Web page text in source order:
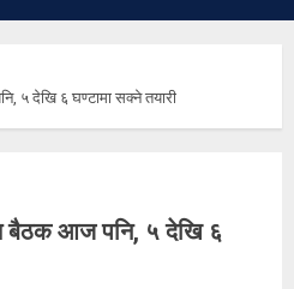
५ देखि ६ घण्टामा सक्ने तयारी
बैठक आज पनि, ५ देखि ६